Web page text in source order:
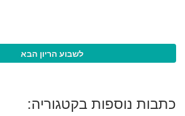
לשבוע הריון הבא
כתבות נוספות בקטגוריה: